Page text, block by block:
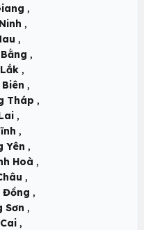
,
,
,
,
,
,
Tháp ,
,
,
Yên ,
Hoà ,
,
Đồng ,
Sơn ,
,